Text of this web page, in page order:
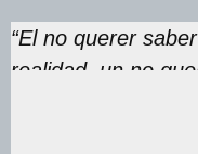
“El no querer
realidad, un no